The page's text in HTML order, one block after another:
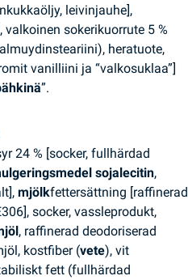
leivinjauhe],
valkoinen sokerikuorrute 5 %
heratuote,
vanilliini ja “valkosuklaa”]
”.
24 % [socker, fullhärdad
sojalecitin,
mjölkfett­ersättning [raffinerad
socker, vassleprodukt,
, raffinerad deodoriserad
kostfiber (vete), vit
fett (fullhärdad